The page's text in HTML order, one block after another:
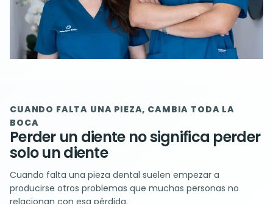
CUANDO FALTA UNA PIEZA, CAMBIA TODA LA
BOCA
Perder un diente no significa perder
solo un diente
Cuando falta una pieza dental suelen empezar a
producirse otros problemas que muchas personas no
relacionan con esa pérdida.